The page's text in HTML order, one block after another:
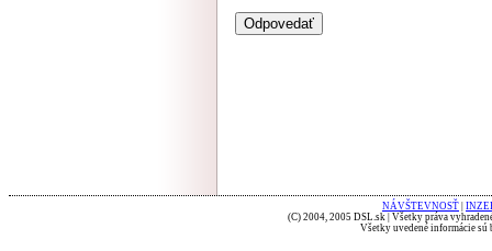
NÁVŠTEVNOSŤ
(C) 2004, 2005 DSL.sk | Všetky práva
Všetky uvedené informácie sú